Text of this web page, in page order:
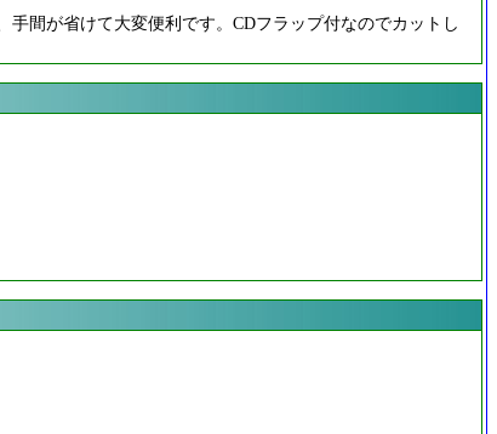
間が省けて大変便利です。CDフラップ付なのでカットし